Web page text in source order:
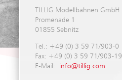
TILLIG Modellbahnen GmbH
Promenade 1
01855 Sebnitz
Tel.: +49 (0) 3 59 71/903-0
Fax: +49 (0) 3 59 71/903-19
E-Mail: info@tillig.com